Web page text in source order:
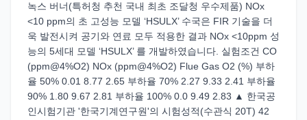
녹스 버너(특허청 추천 국내 최초 조달청 우수제품) NOx
<10 ppm의 초 고성능 모델 ‘HSULX’ 수국은 FIR 기술을 더
욱 발전시켜 공기와 연료 모두 적용한 결과 NOx <10ppm 성
능의 5세대 모델 ‘HSULX’ 를 개발하였습니다. 실험조건 CO
(ppm@4%O2) NOx (ppm@4%O2) Flue Gas O2 (%) 부하
율 50% 0.01 8.77 2.65 부하율 70% 2.27 9.33 2.41 부하율
90% 1.80 9.67 2.81 부하율 100% 0.0 9.49 2.83 ▲ 한국공
인시험기관 '한국기계연구원'의 시험성적(수관식 20T) 42